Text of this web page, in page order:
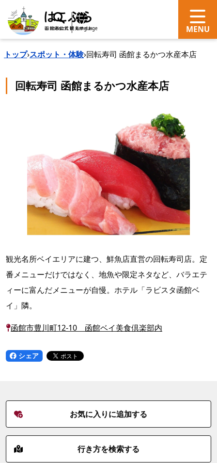
search Language
トップ›スポット・体験›回転寿司 函館まるかつ水産本店
回転寿司 函館まるかつ水産本店
観光名所ベイエリアに建つ、鮮魚店直営の回転寿司店。定
番メニューだけではなく、地魚や限定ネタなど、バラエテ
ィーに富んだメニューが自慢。ホテル「ラビスタ函館ベ
イ」隣。
函館市豊川町12-10 函館ベイ美食倶楽部内
シェア
お気に入りに追加する
行き方を検索する